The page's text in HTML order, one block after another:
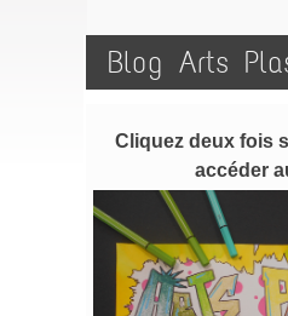
Blog Arts
Cliquez deux fois
accéder